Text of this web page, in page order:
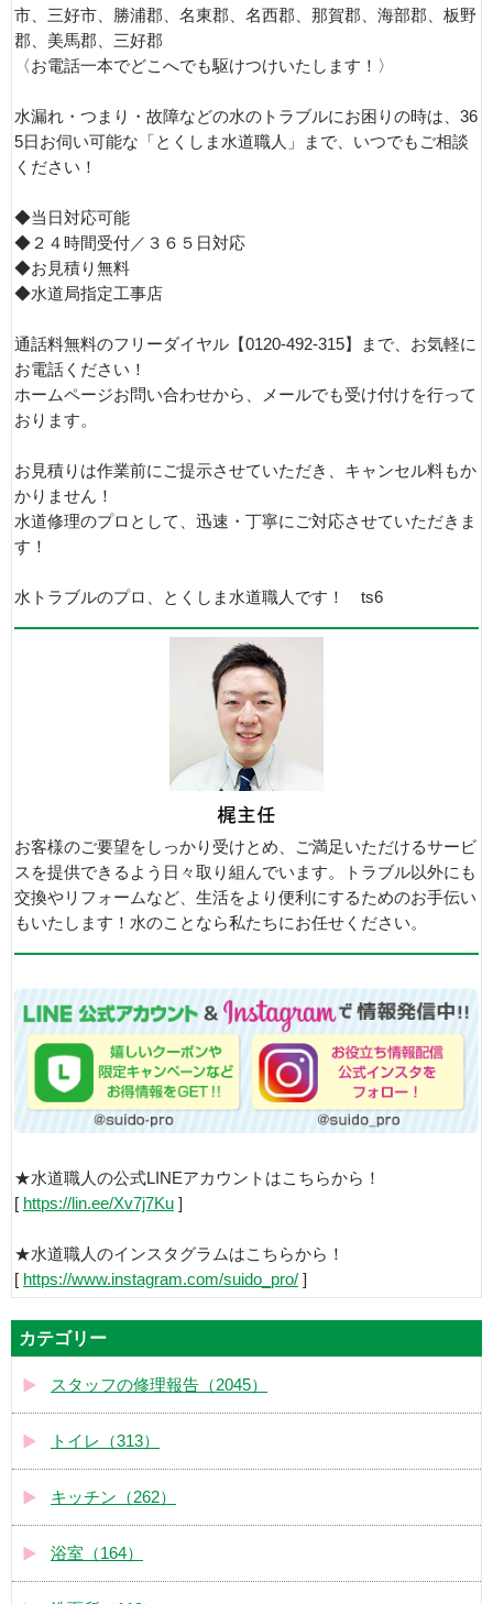
市、三好市、勝浦郡、名東郡、名西郡、那賀郡、海部郡、板野
郡、美馬郡、三好郡
〈お電話一本でどこへでも駆けつけいたします！〉
水漏れ・つまり・故障などの水のトラブルにお困りの時は、36
5日お伺い可能な「とくしま水道職人」まで、いつでもご相談
ください！
◆当日対応可能
◆２４時間受付／３６５日対応
◆お見積り無料
◆水道局指定工事店
通話料無料のフリーダイヤル【0120-492-315】まで、お気軽に
お電話ください！
ホームページお問い合わせから、メールでも受け付けを行って
おります。
お見積りは作業前にご提示させていただき、キャンセル料もか
かりません！
水道修理のプロとして、迅速・丁寧にご対応させていただきま
す！
水トラブルのプロ、とくしま水道職人です！ ts6
お客様のご要望をしっかり受けとめ、ご満足いただけるサービ
スを提供できるよう日々取り組んでいます。トラブル以外にも
交換やリフォームなど、生活をより便利にするためのお手伝い
もいたします！水のことなら私たちにお任せください。
★水道職人の公式LINEアカウントはこちらから！
[ https://lin.ee/Xv7j7Ku ]
★水道職人のインスタグラムはこちらから！
[ https://www.instagram.com/suido_pro/ ]
カテゴリー
スタッフの修理報告（2045）
トイレ（313）
キッチン（262）
浴室（164）